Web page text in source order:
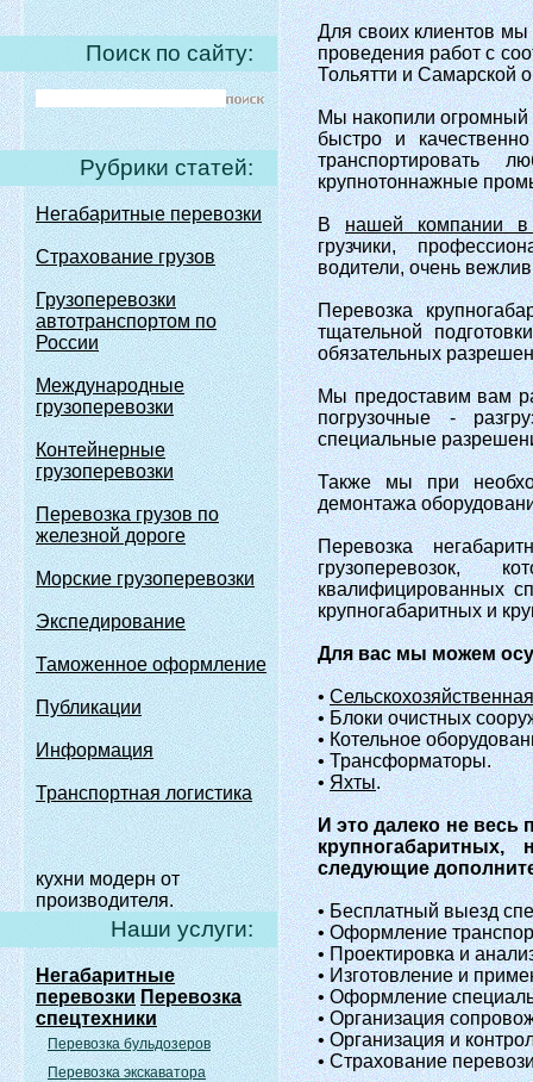
Поиск по сайту:
Рубрики статей:
Негабаритные перевозки
Страхование грузов
Грузоперевозки
автотранспортом по
России
Международные
грузоперевозки
Контейнерные
грузоперевозки
Перевозка грузов по
железной дороге
Морские грузоперевозки
Экспедирование
Таможенное оформление
Публикации
Информация
Транспортная логистика
кухни модерн от
производителя.
Наши услуги:
Негабаритные
перевозки Перевозка
спецтехники
Перевозка бульдозеров
Перевозка экскаватора
Для своих клиентов
проведения работ с
Тольятти и Самарской
Мы накопили огромный
быстро и
транспортировать
крупнотоннажные
Внашей компании в
грузчики,
водители, очень
Перевозка
тщательной
обязательных
Мы предоставим вам
погрузочные -
специальные
Также мы при
демонтажа
Перевозка
грузоперевозок,
квалифицированных
крупногабаритных и
Для вас мы можем
•Сельскохозяйственная
• Блоки очистных
• Котельное
• Трансформаторы.
•Яхты.
И это далеко не весь
следующие
• Бесплатный выезд
• Оформление
• Проектировка и
• Изготовление и
• Оформление
• Организация
• Организация и
• Страхование